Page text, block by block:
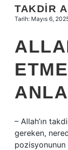
Hakkımızda
TAKDIR
Tarih: Mayıs 6,
– Allah’ın
gereken,
pozisyonunun